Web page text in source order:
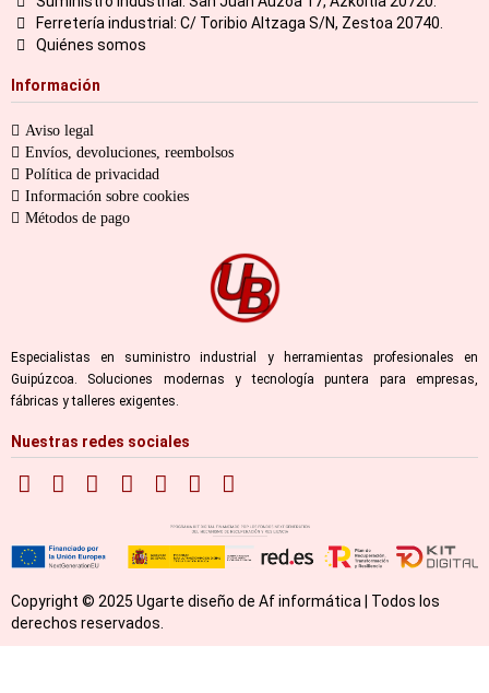
Ferretería industrial: C/ Toribio Altzaga S/N, Zestoa 20740.
Quiénes somos
Información
Aviso legal
Envíos, devoluciones, reembolsos
Política de privacidad
Información sobre cookies
Métodos de pago
Especialistas en suministro industrial y herramientas profesionales en
Guipúzcoa. Soluciones modernas y tecnología puntera para empresas,
fábricas y talleres exigentes.
Nuestras redes sociales
Copyright © 2025 Ugarte diseño de Af informática | Todos los
derechos reservados.